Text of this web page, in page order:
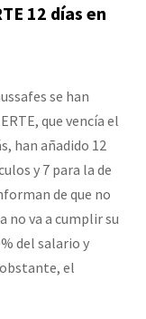
12 días en
se han
que vencía el
han añadido 12
y 7 para la de
de que no
no va a cumplir su
del salario y
el